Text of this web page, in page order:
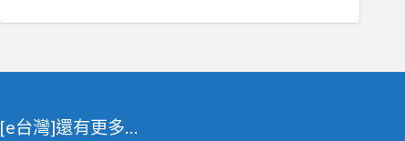
中
，
耐
競
2
方
[e台灣]還有更多…